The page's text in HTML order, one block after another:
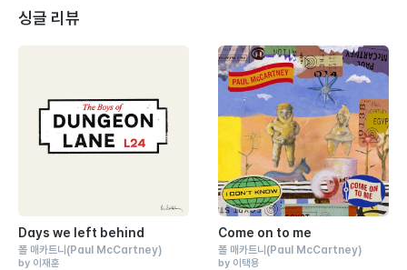
싱글 리뷰
Days we left behind
폴 매카트니 (Paul McCartney)
by 이재훈
Come on to me
폴 매카트니 (Paul McCartney)
by 이택용